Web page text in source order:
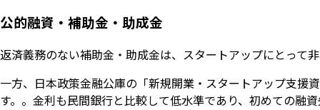
公的融資・補助金・助成金
返済義務のない補助金・助成金は、スタートアップにとって
一方、日本政策金融公庫の「新規開業・スタートアップ支援
す。。金利も民間銀行と比較して低水準であり、初めての融